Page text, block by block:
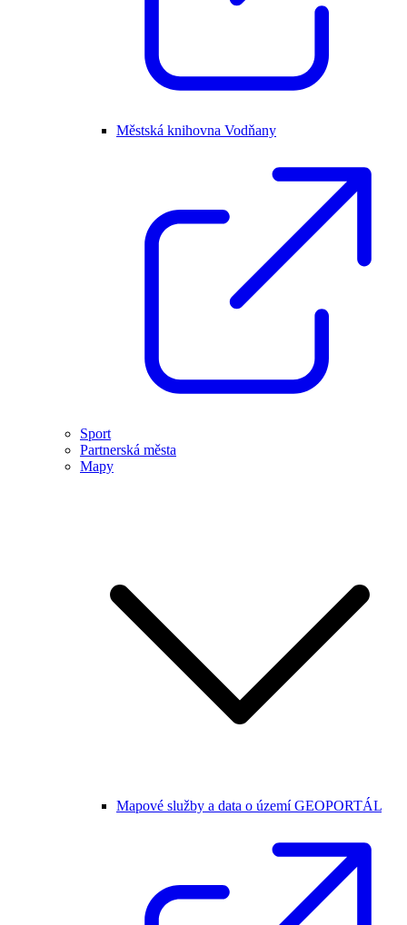
Městská knihovna Vodňany
Sport
Partnerská města
Mapy
Mapové služby a data o území GEOPORTÁL